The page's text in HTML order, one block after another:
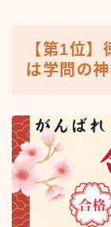
【第1位
は学問の